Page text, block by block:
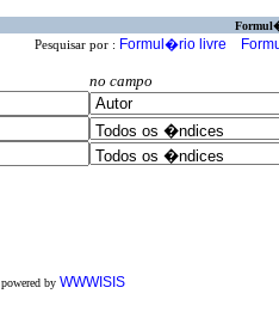
Pesquisar por : Formul�rio livre
no campo
powered by WWWISIS